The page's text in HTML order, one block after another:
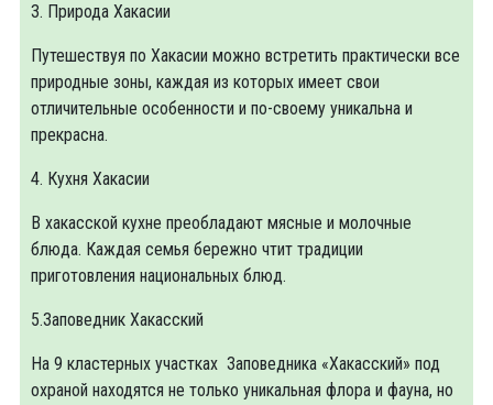
3. Природа Хакасии
Путешествуя по Хакасии можно встретить практически все
природные зоны, каждая из которых имеет свои
отличительные особенности и по-своему уникальна и
прекрасна.
4. Кухня Хакасии
В хакасской кухне преобладают мясные и молочные
блюда. Каждая семья бережно чтит традиции
приготовления национальных блюд.
5.Заповедник Хакасский
На 9 кластерных участках Заповедника «Хакасский» под
охраной находятся не только уникальная флора и фауна, но